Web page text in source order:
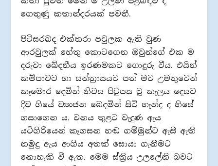
ගෙතුණු කතාන්දරයක් පවතී.
පිටිසරබද එක්තරා පවුලක ඇති වුණ
ආරවුලක් හේතු කොටගෙන ඔවුන්ගේ එක ම
දරුවා ඛේදනීය ඉරණමකට ගොදුරු වීය. එයින්
කම්පාවට හා සන්ත්‍රාසයට පත් මව උමතුවෙන්
කෑමොර දෙමින් නිවස පිටුපස වූ කැලය දෙසට
දිව ගියේ ව්‍යංජන බෙදමින් සිටි හැන්ද ද හිසේ
ගසාගෙන ය. වනය තුළට වැදුණ ඇය
යටිගිරියෙන් කෑගසන හඬ ගම්මුන්ට ඇසී ඇති
නමුදු ඇය ආගිය අතක් සොයා ගැනීමට
නොහැකි වී ඇත. මෙම ස්ත්‍රිය උලලේනි බවට